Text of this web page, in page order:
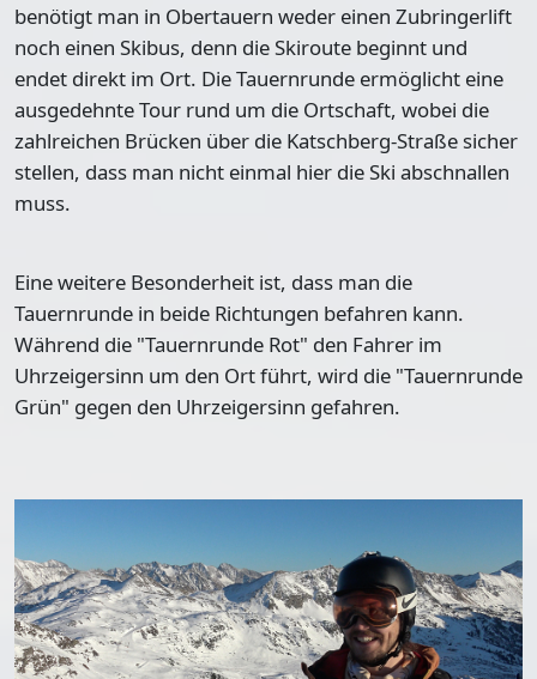
benötigt man in Obertauern weder einen Zubringerlift
noch einen Skibus, denn die Skiroute beginnt und
endet direkt im Ort. Die Tauernrunde ermöglicht eine
ausgedehnte Tour rund um die Ortschaft, wobei die
zahlreichen Brücken über die Katschberg-Straße sicher
stellen, dass man nicht einmal hier die Ski abschnallen
muss.
Eine weitere Besonderheit ist, dass man die
Tauernrunde in beide Richtungen befahren kann.
Während die "Tauernrunde Rot" den Fahrer im
Uhrzeigersinn um den Ort führt, wird die "Tauernrunde
Grün" gegen den Uhrzeigersinn gefahren.